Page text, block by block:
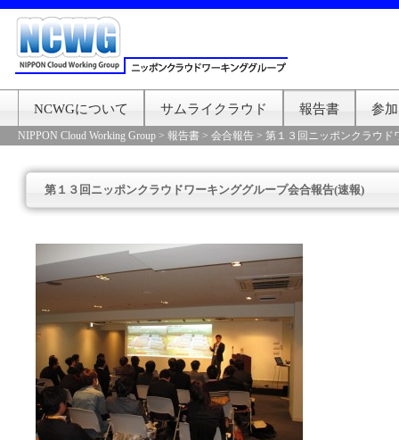
NCWGについて サムライクラウド 報告書 参
NIPPON Cloud Working Group > 報告書 > 会合報告 > 第１３回ニッポンクラウド
第１３回ニッポンクラウドワーキンググループ会合報告(速報)